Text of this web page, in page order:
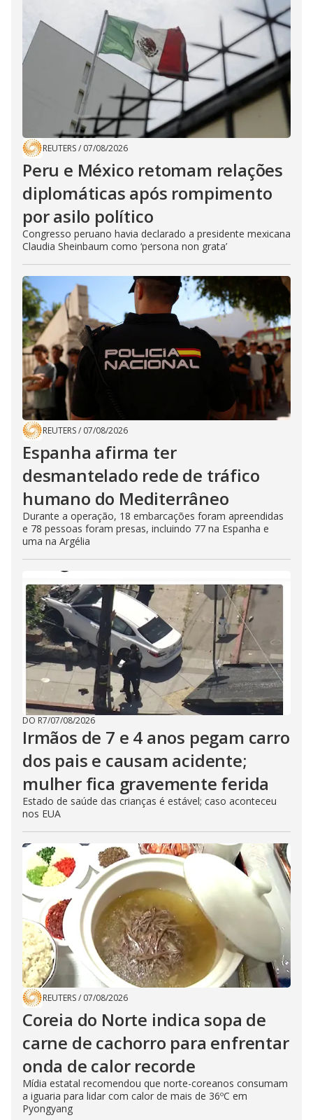
REUTERS/ 07/08/2026
Peru e México retomam relações
diplomáticas após rompimento
por asilo político
Congresso peruano havia declarado a presidente mexicana
Claudia Sheinbaum como ‘persona non grata’
REUTERS/ 07/08/2026
Espanha afirma ter
desmantelado rede de tráfico
humano do Mediterrâneo
Durante a operação, 18 embarcações foram apreendidas
e 78 pessoas foram presas, incluindo 77 na Espanha e
uma na Argélia
DO R7/07/08/2026
Irmãos de 7 e 4 anos pegam carro
dos pais e causam acidente;
mulher fica gravemente ferida
Estado de saúde das crianças é estável; caso aconteceu
nos EUA
REUTERS/ 07/08/2026
Coreia do Norte indica sopa de
carne de cachorro para enfrentar
onda de calor recorde
Mídia estatal recomendou que norte-coreanos consumam
a iguaria para lidar com calor de mais de 36ºC em
Pyongyang